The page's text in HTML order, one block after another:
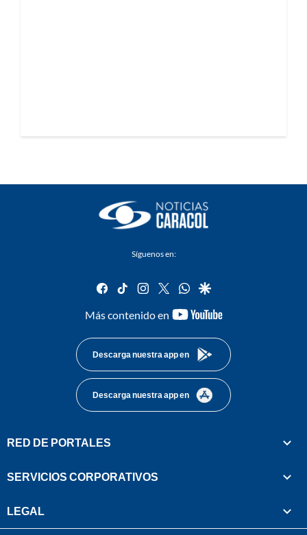
Síguenos en:
facebook
tiktok instagram
twitterwhatsapp
google
Más contenido en
youtube-
Descarga nuestra app en
Descarga nuestra app en
RED DE PORTALES
SERVICIOS CORPORATIVOS
LEGAL